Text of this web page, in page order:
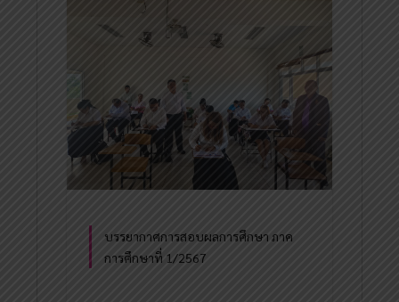
บรรยากาศการสอบผลการศึกษา ภาค
การศึกษาที่ 1/2567